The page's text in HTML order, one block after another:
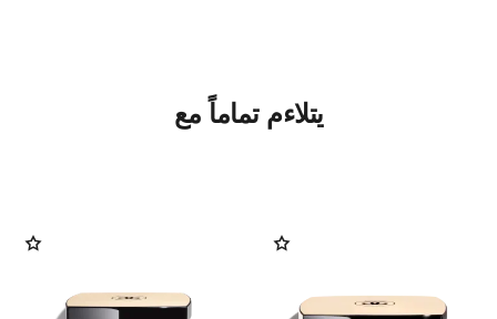
يتلاءم تماماً مع